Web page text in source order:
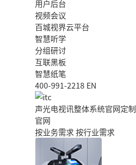
用户后台
视频会议
百城视界云平台
智慧听学
分组研讨
互联黑板
智慧纸笔
400-991-2218 EN
声光电视讯整体系统官网定制
官网
按业务需求按行业需求